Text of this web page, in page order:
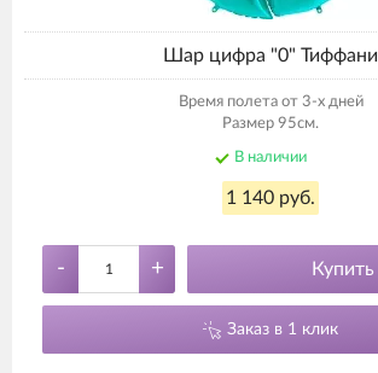
Шар цифра "0" Тиффани
Время полета от 3-х дней
Размер 95см.
В наличии
1 140 руб.
- + Купить
Заказ в 1 клик